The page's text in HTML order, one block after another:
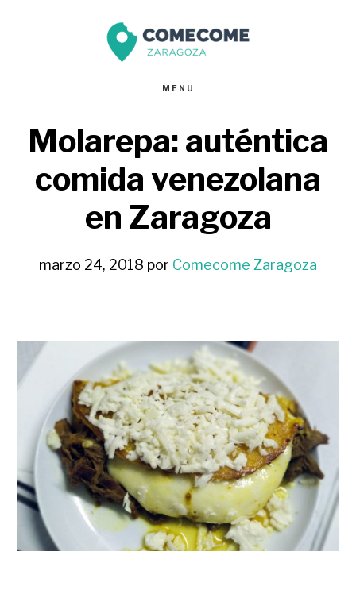
página
MENU
Molarepa: auténtica
comida venezolana
en Zaragoza
marzo 24, 2018 por Comecome Zaragoza